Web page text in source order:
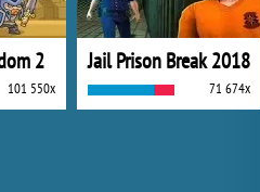
2
101 550x
Jail Prison Break 2018
71 674x